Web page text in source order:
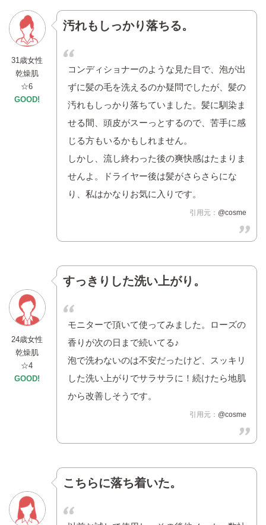
31歳女性
乾燥肌
☆6
GOOD!
汚れもしっかり落ちる。
コンディショナーのような見た目で、泡が出
ずに髪の毛を洗えるのか疑問でしたが、髪の
汚れもしっかり落ちていました。髪に馴染ま
せる間、頭皮がスーっとするので、苦手に感
じる方もいるかもしれません。
しかし、流し終わった後の爽快感はたまりま
せんよ。ドライヤー後は髪がさらさらにな
り、私はかなりお気に入りです。
引用元： @cosme
24歳女性
乾燥肌
☆4
GOOD!
すっきりした洗い上がり。
モニターで頂いて使ってみました。ローズの
香りが次の日まで続いてる♪
泡で洗わないのは不安だったけど、スッキリ
した洗い上がりでサラサラに！続けたら地肌
から改善しそうです。
引用元： @cosme
こちらに落ち着いた。